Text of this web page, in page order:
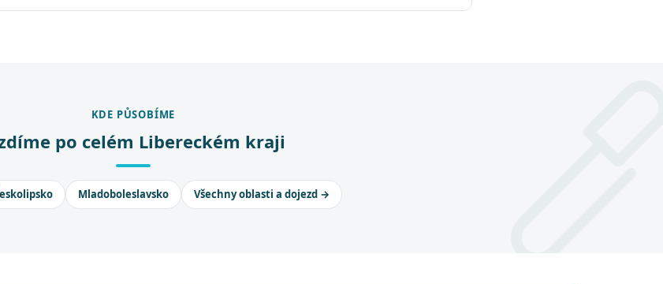
KDE PŮSOBÍME
po celém Libereckém kraji
Mladoboleslavsko Všechny oblasti a dojezd →